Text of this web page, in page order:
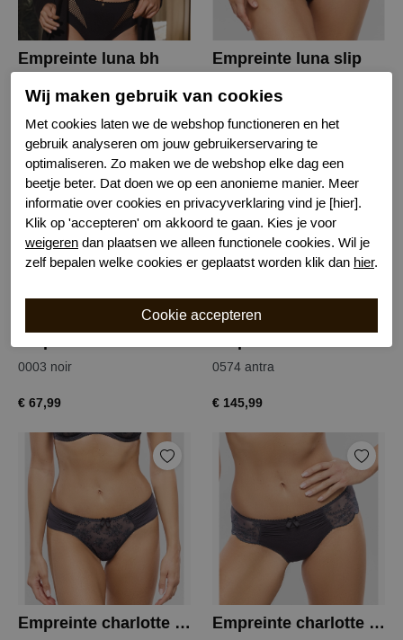
Empreinte luna bh
€ 129,99
Empreinte luna slip
€ 65,99
Empreinte luna tailleslip
0003 noir
€ 67,99
Empreinte charlotte balconette bh
0574 antra
€ 145,99
Empreinte charlotte string Empreinte charlotte shorty
Wij maken gebruik van cookies
Met cookies laten we de webshop functioneren en het
gebruik analyseren om jouw gebruikerservaring te
optimaliseren. Zo maken we de webshop elke dag een
beetje beter. Dat doen we op een anonieme manier. Meer
informatie over cookies en privacyverklaring vind je [hier].
Klik op 'accepteren' om akkoord te gaan. Kies je voor
weigeren dan plaatsen we alleen functionele cookies. Wil je
zelf bepalen welke cookies er geplaatst worden klik dan hier.